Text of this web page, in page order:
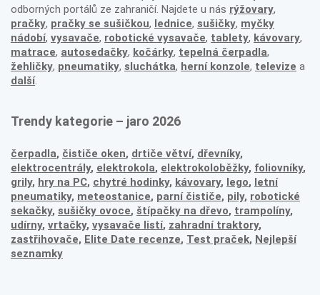
odborných portálů ze zahraničí. Najdete u nás rýžovary,
pračky, pračky se sušičkou, lednice, sušičky, myčky
nádobí, vysavače, robotické vysavače, tablety, kávovary,
matrace, autosedačky, kočárky, tepelná čerpadla,
žehličky, pneumatiky, sluchátka, herní konzole, televize a
další.
Trendy kategorie – jaro 2026
čerpadla, čističe oken, drtiče větví, dřevníky,
elektrocentrály, elektrokola, elektrokoloběžky, foliovníky,
grily, hry na PC, chytré hodinky, kávovary, lego, letní
pneumatiky, meteostanice, parní čističe, pily, robotické
sekačky, sušičky ovoce, štípačky na dřevo, trampolíny,
udírny, vrtačky, vysavače listí, zahradní traktory,
zastřihovače, Elite Date recenze, Test praček, Nejlepší
seznamky